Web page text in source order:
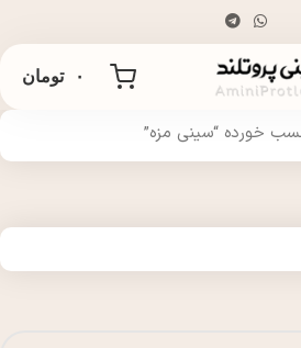
۰ تومان
خورده “سینی مزه”